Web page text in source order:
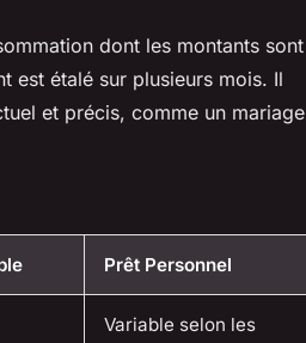
dont les montants sont
est étalé sur plusieurs mois. Il
et précis, comme un mariage
Prêt Personnel
Variable selon les